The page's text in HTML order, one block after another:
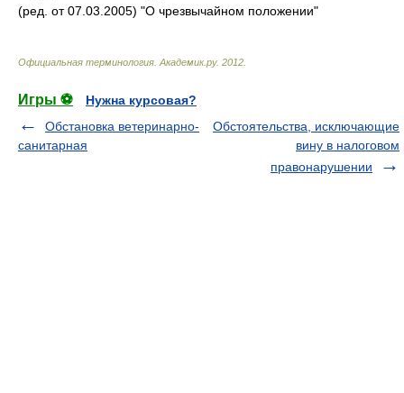
(ред. от 07.03.2005) "О чрезвычайном положении"
Официальная терминология Академик.ру. 2012
Игры ⚽
Нужна курсовая?
Обстановка ветеринарно-
санитарная
Обстоятельства, исключающие
вину в налоговом
правонарушении